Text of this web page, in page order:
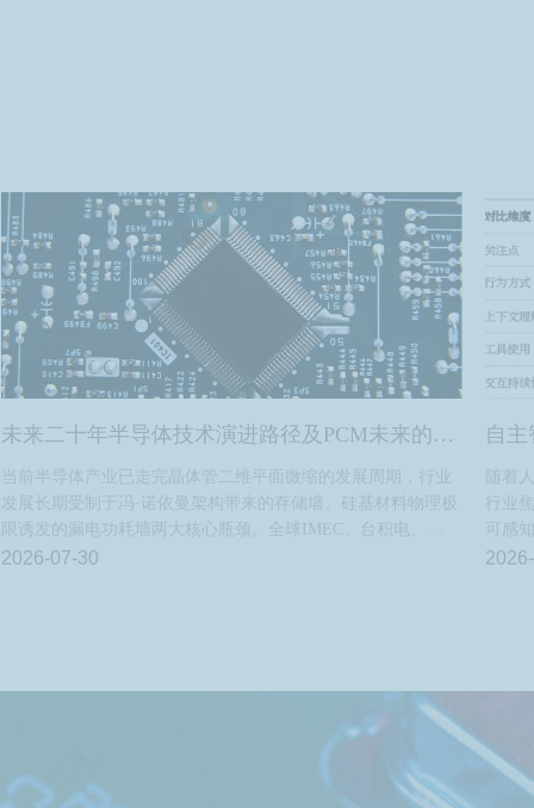
未来二十年半导体技术演进路径及PCM未来的巨
大作用
当前半导体产业已走完晶体管二维平面微缩的发展周期，行业
发展长期受制于冯·诺依曼架构带来的存储墙、硅基材料物理极
限诱发的漏电功耗墙两大核心瓶颈。全球IMEC、台积电、
IBM、华为、英特尔等头部机构已形成高度统一的中长期技术
成、二维原子半导体、硫系功能材料等核心技术赛道。通过辨
析PCM、RRAM、FeRAM、MRAM四类新型存储器件的差异化
物理特性与应用边界，对比中美后摩尔时代差异化技术发展路
与商业化落地时序，明确各赛道中长期产业主线与竞争格局，
2026-07-30
自
用
随着
行业
可感
目标